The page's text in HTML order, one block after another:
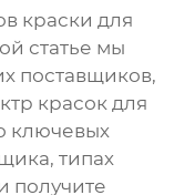
краски для
статье мы
поставщиков,
красок для
ключевых
типах
получите